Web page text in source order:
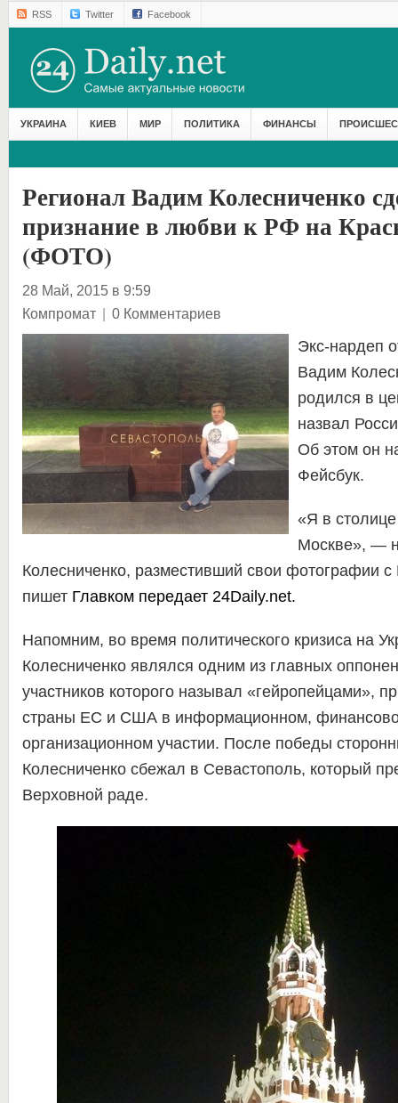
RSS Twitter Facebook
УКРАИНА КИЕВ МИР ПОЛИТИКА ФИНАНСЫ
Регионал Вадим Колесниченко
признание в любви к РФ на
(ФОТО)
28 Май, 2015 в 9:59
Компромат | 0 Комментариев
Экс-нардеп
Вадим
родился в
назвал
Об этом он
Фейсбук.
«Я в
Москве», —
Колесниченко, разместивший свои фотографии
пишет Главкомпередает 24Daily.net.
Напомним, во время политического кризиса на
Колесниченко являлся одним из главных
участников которого называл «гейропейцами»,
страны ЕС и США в информационном,
организационном участии. После победы
Колесниченко сбежал в Севастополь, который
Верховной раде.